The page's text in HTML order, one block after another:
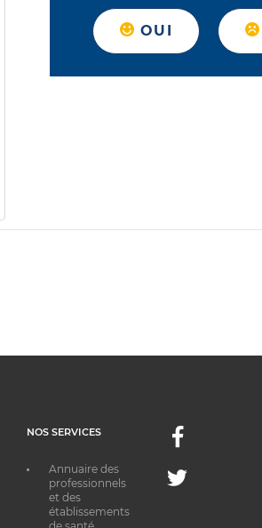
OUI
NOS SERVICES
Annuaire des
professionnels
et des
établissements
Facebook
Twitter